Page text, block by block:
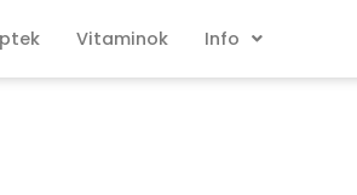
Vitaminok Info